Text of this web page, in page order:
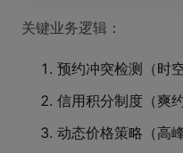
关键业务逻辑：
预约冲突检测（时
信用积分制度（爽
动态价格策略（高